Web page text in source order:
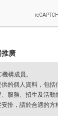
推廣
構成員。
的個人資料，包
服務、招生及活
排，請於合適的